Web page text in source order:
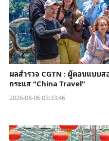
ผลสำรวจ CGTN : ผู้ตอบแบบ
กระแส “China Travel”
2026-08-06 03:33:46